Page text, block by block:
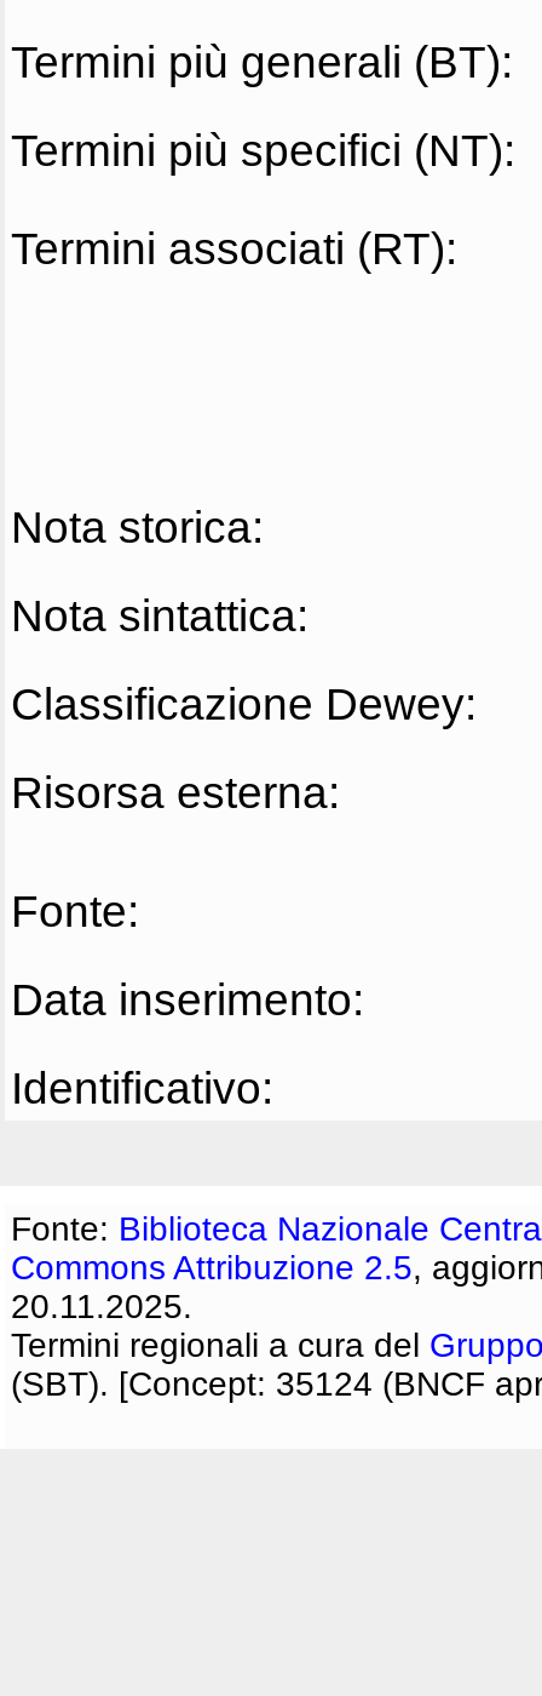
Termini più generali (BT):
Termini più specifici (NT):
Termini associati (RT):
Nota storica:
Nota sintattica:
Classificazione Dewey:
Risorsa esterna:
Fonte:
Data inserimento:
Identificativo:
Fonte: Biblioteca Nazionale
Commons Attribuzione 2.5,
20.11.2025.
Termini regionali a cura del
(SBT). [Concept: 35124 (BNCF